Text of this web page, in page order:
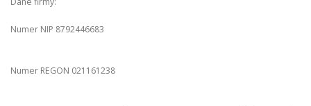
Numer NIP 8792446683
Numer REGON 021161238